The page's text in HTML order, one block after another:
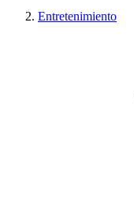
Entretenimiento